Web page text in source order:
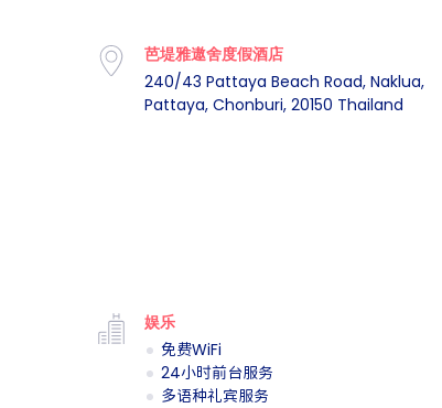
芭堤雅遨舍度假酒店
240/43 Pattaya Beach Road, Naklua,
Pattaya, Chonburi, 20150 Thailand
娱乐
免费WiFi
24小时前台服务
多语种礼宾服务